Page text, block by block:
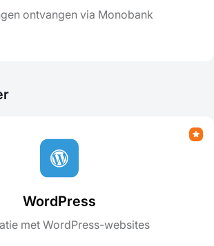
ontvangen via Monobank
WordPress
met WordPress-websites